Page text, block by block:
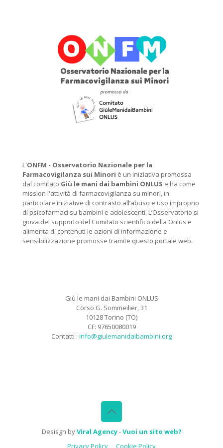
L'ONFM - Osservatorio Nazionale per la
Farmacovigilanza sui Minori è un iniziativa promossa
dal comitato Giù le mani dai bambini ONLUS e ha come
mission l'attività di farmacovigilanza su minori, in
particolare iniziative di contrasto all’abuso e uso improprio
di psicofarmaci su bambini e adolescenti. L’Osservatorio si
giova del supporto del Comitato scientifico della Onlus e
alimenta di contenuti le azioni di informazione e
sensibilizzazione promosse tramite questo portale web.
Giù le mani dai Bambini ONLUS
Corso G. Sommeilier, 31
10128 Torino (TO)
CF: 97650080019
Contatti : info@giulemanidaibambini.org
Desisgn byViral Agency-Vuoi un sito web?
Privacy Policy
Cookie Policy